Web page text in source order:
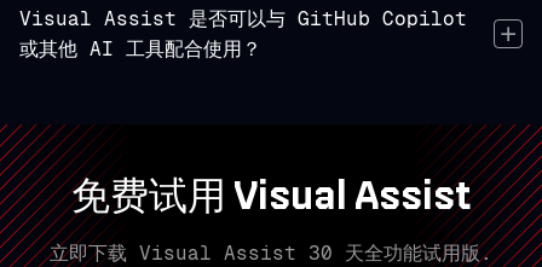
Visual Assist 是否可以与 GitHub Copilot
或其他 AI 工具配合使用？
免费试用 Visual Assist
立即下载 Visual Assist 30 天全功能试用版.